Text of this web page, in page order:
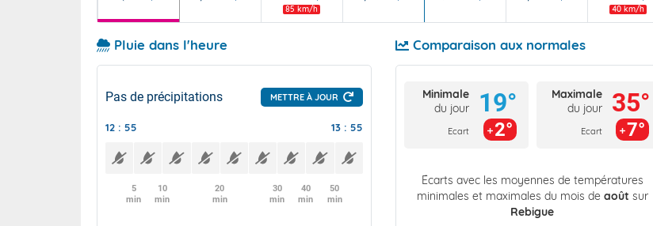
85 km/h 40 km/h
Pluie dans l'heure
Pas de précipitations METTRE À JOUR
12 : 55 13 : 55
5
min
10
min
20
min
30
min
40
min
50
min
Comparaison aux normales
Minimale
du jour
Ecart
19°
2°
Maximale
du jour
Ecart
35°
7°
Écarts avec les moyennes de températures
minimales et maximales du mois de août sur
Rebigue